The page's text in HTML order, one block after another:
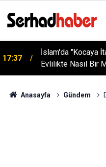
17:37
İslam'da "Kocaya
Evlilikte Nasıl Bir
Anasayfa Gündem